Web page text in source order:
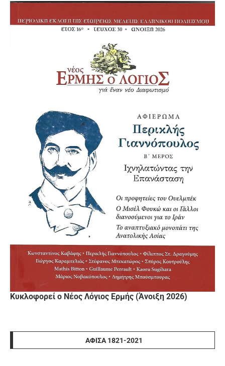
Κυκλοφορεί ο Νέος Λόγιος Ερμής (Άνοιξη 2026)
ΑΦΊΣΑ 1821-2021